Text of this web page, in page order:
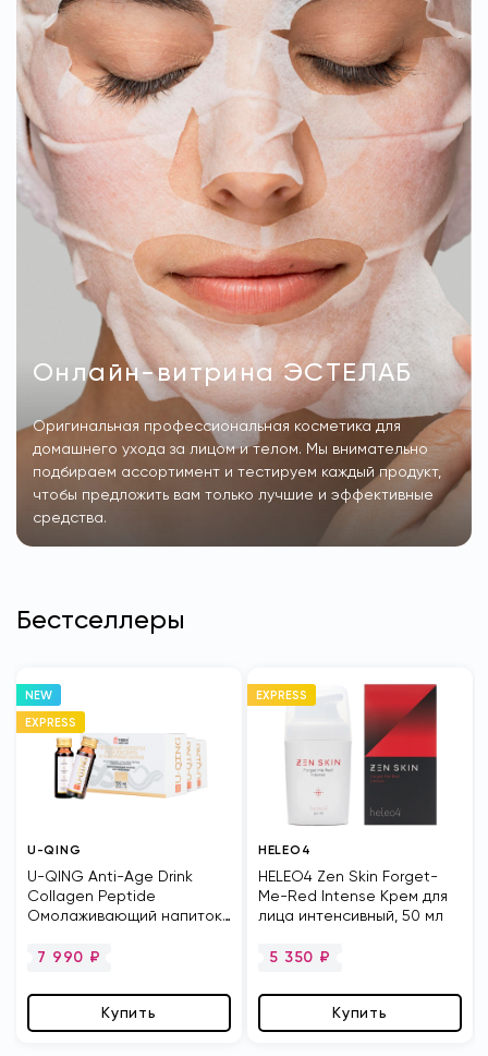
Онлайн-витрина ЭСТЕЛАБ
Оригинальная профессиональная косметика для
домашнего ухода за лицом и телом. Мы внимательно
подбираем ассортимент и тестируем каждый продукт,
чтобы предложить вам только лучшие и эффективные
средства.
Бестселлеры
NEW
EXPRESS
U-QING
U-QING Anti-Age Drink
Collagen Peptide
Омолаживающий напиток
коллагена
7 990 ₽
Купить
EXPRESS
HELEO4
HELEO4 Zen Skin Forget-
Me-Red Intense Крем для
лица интенсивный, 50 мл
5 350 ₽
Купить